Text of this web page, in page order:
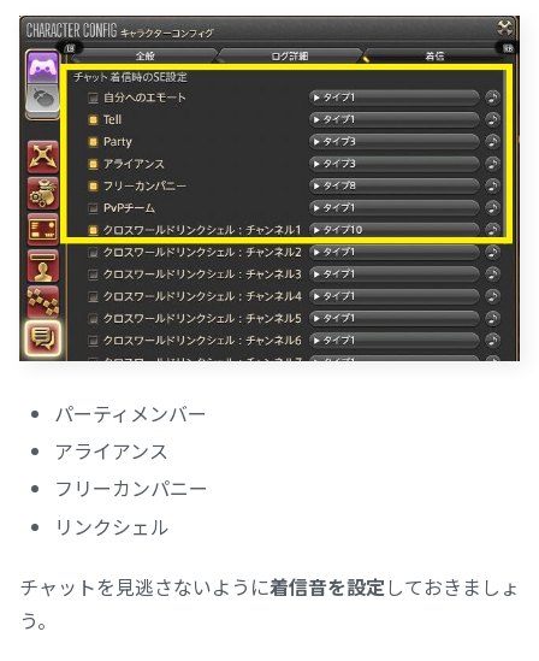
パーティメンバー
アライアンス
フリーカンパニー
リンクシェル
チャットを見逃さないように着信音を設定しておきましょ
う。